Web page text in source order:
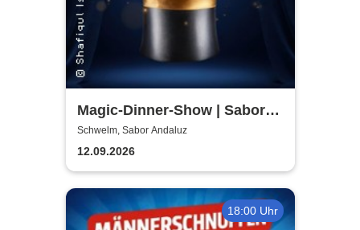
Magic-Dinner-Show | Sabor
Andaluz
Schwelm, Sabor Andaluz
12.09.2026
18:00 Uhr